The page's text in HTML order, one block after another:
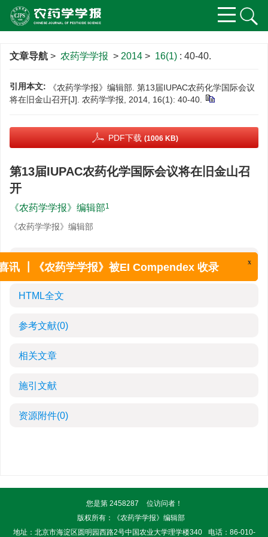
文章导航 > 农药学学报 > 2014 > 16(1) : 40-40.
引用本文:
《农药学学报》编辑部. 第13届IUPAC农药化学国际会议
将在旧金山召开[J]. 农药学学报, 2014, 16(1): 40-40.
PDF下载 (1006 KB)
第13届IUPAC农药化学国际会议将在旧金山召
开
《农药学学报》编辑部1
《农药学学报》编辑部
摘要
HTML全文
参考文献(0)
相关文章
施引文献
资源附件(0)
您是第 2458287
位访问者！
版权所有：《农药学学报》编辑部
地址：北京市海淀区圆明园西路2号中国农业大学理学楼340
电话：86-010-
x
讯 ┃《农药学学报》被EI Compendex 收录